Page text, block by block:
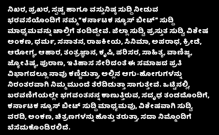
ನಿಖರ, ಪ್ರಖರ, ಸ್ಪಷ್ಟ ಹಾಗೂ ವಸ್ತುನಿಷ್ಠ ಸುದ್ದಿ ನೀಡುವ
ಭರವಸೆಯೊಂದಿಗೆ ನಮ್ಮ “ಕರ್ನಾಟಕ ನ್ಯೂಸ್ ಬೀಟ್” ಸುದ್ದಿ
ಮಾಧ್ಯಮವನ್ನು ಚಾಲ್ತಿಗೆ ತಂದಿದ್ದೇವೆ. ಜಿಲ್ಲಾ ಸುದ್ದಿ, ಪ್ರಸ್ತುತ ಸುದ್ದಿ, ವಿಶೇಷ
ಅಂಕಣ, ಧರ್ಮ, ಸನಾತನ, ರಾಜಕೀಯ, ಸಿನಿಮಾ, ಅಪರಾಧ, ಕ್ರೀಡೆ,
ಆರೋಗ್ಯ, ಆಹಾರ, ತಂತ್ರಜ್ಞಾನ, ಕೃಷಿ, ಪರಿಸರ, ಸಾಹಿತ್ಯ, ವಾಣಿಜ್ಯ,
ಜ್ಯೋತಿಷ್ಯ, ಪುರಾಣ, ಇತಿಹಾಸ ಸೇರಿದಂತೆ ಈ ಸಮಾಜದ ಪ್ರತಿ
ವಿಭಾಗದಲ್ಲೂ ನಾವು ಕಣ್ಣಿಡುತ್ತಾ, ಅಲ್ಲಿನ ಆಗು-ಹೋಗುಗಳನ್ನು
ನಿರಂತರವಾಗಿ ನಿಮ್ಮ ಮುಂದೆ ತೆರೆದಿಡುತ್ತಾ ಸಾಗುತ್ತೇವೆ. ಒಟ್ಟಿನಲ್ಲಿ,
ಬರವಣಿಗೆಯಲ್ಲೇ ಭಗವಂತನನ್ನ ಕಾಣುತ್ತಿರುವ, ಸದೃಢ ತಂಡದೊಂದಿಗೆ,
ಕರ್ನಾಟಕ ನ್ಯೂಸ್ ಬೀಟ್ ಸುದ್ದಿ ಮಾಧ್ಯಮವು, ವಿಶೇಷವಾಗಿ ಸುದ್ದಿ,
ವರದಿ, ಅಂಕಣ, ಚಿತ್ರಣಗಳನ್ನು ಹೊತ್ತು ತರುತ್ತಾ, ಸದಾ ನಿಮ್ಮೊಂದಿಗೆ
ಬೆಸೆದುಕೊಂಡಿರಲಿದೆ.